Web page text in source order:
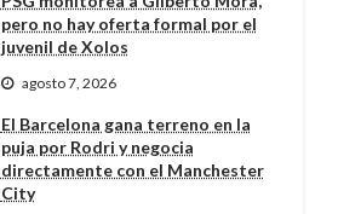
pero no hay oferta formal por el
juvenil de Xolos
agosto 7, 2026
El Barcelona gana terreno en la
puja por Rodri y negocia
directamente con el Manchester
City